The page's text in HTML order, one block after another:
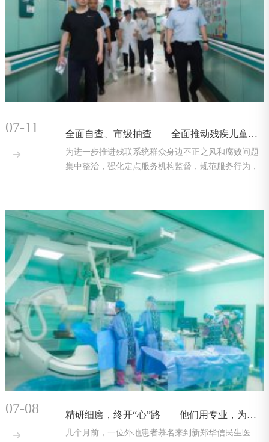
07-11

全面自查、市级抽查——全面推动残疾儿童康复工作再上新台阶！
为进一步推进残联系统群众身边不正之风和腐败问题
集中整治，强化定点服务机构监督，规范服务行为，
07-08

精研细磨，终开“心”路——他们用专业，为外地患者交出满意答卷！
几个月前，一位外地患者慕名来到新郑华信民生医